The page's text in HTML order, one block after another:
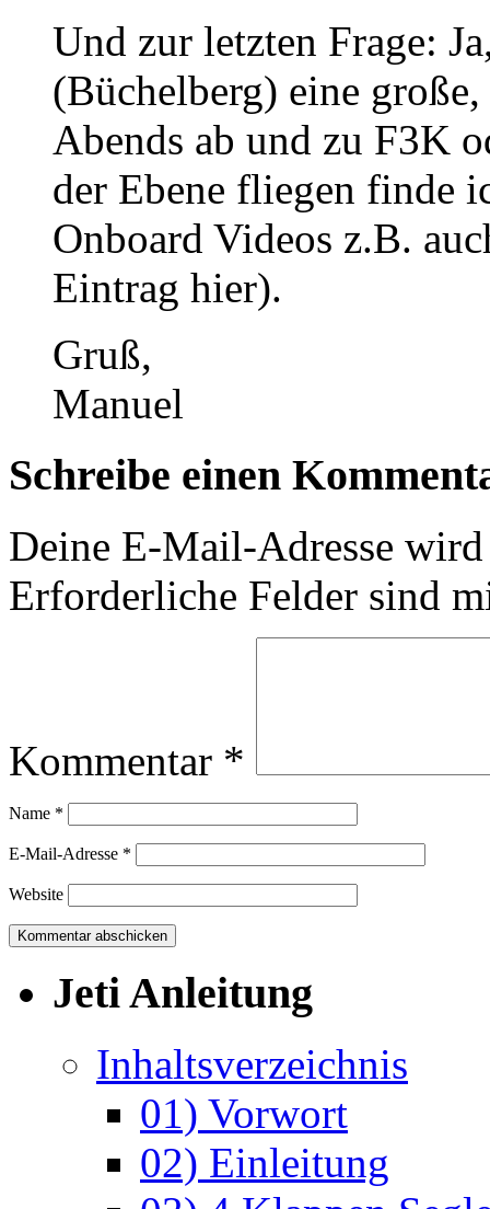
Und zur letzten Frage:
(Büchelberg) eine
Abends ab und zu F3K
der Ebene fliegen finde
Onboard Videos z.B.
Eintrag hier).
Gruß,
Manuel
Schreibe einen
Deine E-Mail-Adresse
Erforderliche Felder sind
Kommentar *
Name *
E-Mail-Adresse *
Website
Jeti Anleitung
Inhaltsverzeichnis
01) Vorwort
02) Einleitung